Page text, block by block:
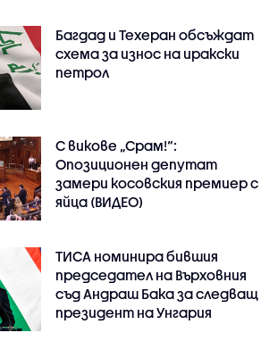
Багдад и Техеран обсъждат
схема за износ на иракски
петрол
С викове „Срам!“:
Опозиционен депутат
замери косовския премиер с
яйца (ВИДЕО)
ТИСА номинира бившия
председател на Върховния
съд Андраш Бака за следващ
президент на Унгария